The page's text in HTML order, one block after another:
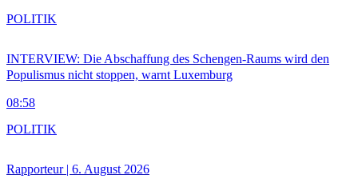
INTERVIEW: Die Abschaffung des Schengen-Raums wird den
Populismus nicht stoppen, warnt Luxemburg
08:58
POLITIK
Rapporteur | 6. August 2026
POLITIK